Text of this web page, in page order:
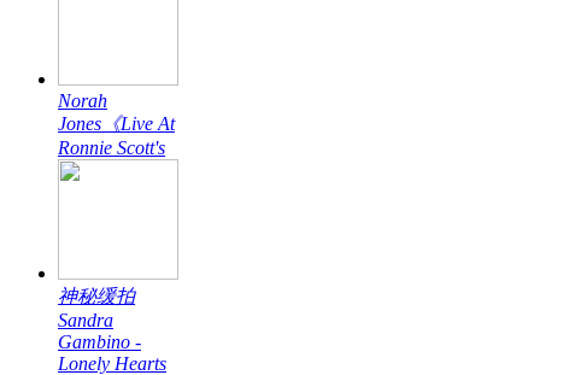
Norah
Jones《Live At
Ronnie Scott's
神秘缓拍
Sandra
Gambino -
Lonely Hearts